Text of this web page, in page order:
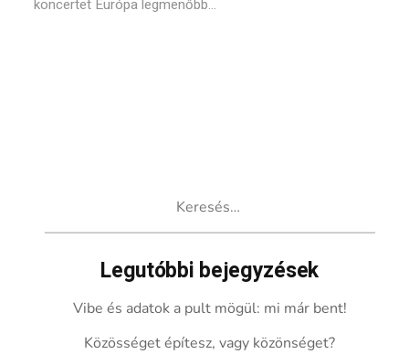
koncertet Európa legmenőbb...
Legutóbbi bejegyzések
Vibe és adatok a pult mögül: mi már bent!
Közösséget építesz, vagy közönséget?